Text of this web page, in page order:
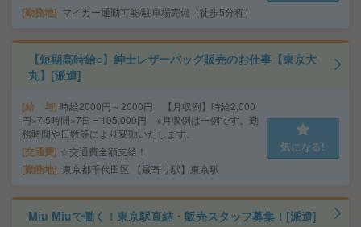
勤務地 マイカー通勤可能/駐車場完備（徒歩5分程）
【短期高時給○】紳士レザーバッグ販売のお仕事【東京大
丸】[派遣]
給 与 時給2000円～2000円 【月収例】時給2,000
円×7.5時間×7日＝105,000円 ※月収例は一例です。勤
務時間や日数等により変動いたします。
交通費 ☆交通費全額支給！
勤務地 東京都千代田区 【最寄り駅】東京駅
気になる!
Miu Miuで働く！東京駅直結・販売スタッフ募集！[派遣]